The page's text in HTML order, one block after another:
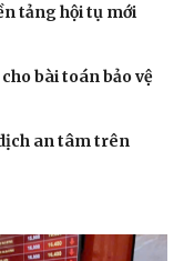
tảng hội tụ mới
bài toán bảo vệ
an tâm trên